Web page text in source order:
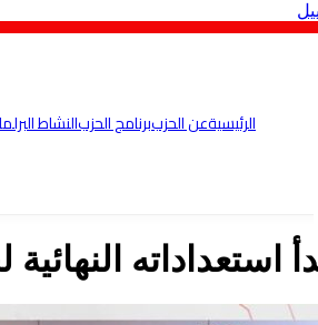
الرئيسيةعن الحزببرنامج الحزبالنشاط
النهائية